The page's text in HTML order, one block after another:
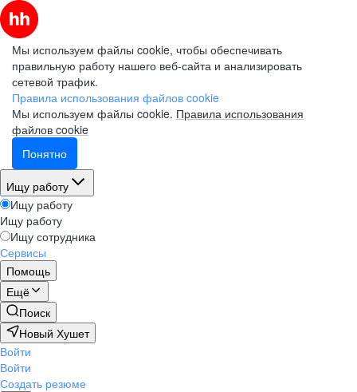
Мы используем файлы cookie, чтобы обеспечивать
правильную работу нашего веб-сайта и анализировать
сетевой трафик.
Правила использования файлов cookie
Мы используем файлы cookie. Правила использования
файлов cookie
Понятно
Ищу работу
Ищу работу
Ищу работу
Ищу сотрудника
Сервисы
Помощь
Ещё
Поиск
Новый Хушет
Войти
Войти
Создать резюме